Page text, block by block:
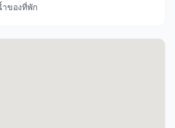
ของที่พัก